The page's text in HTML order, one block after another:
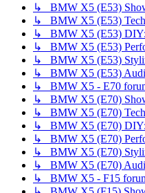
↳ BMW X5 (E53)
↳ BMW X5 (E53)
↳ BMW X5 (E53) DIY:
↳ BMW X5 (E53)
↳ BMW X5 (E53)
↳ BMW X5 (E53)
↳ BMW X5 - E70
↳ BMW X5 (E70)
↳ BMW X5 (E70)
↳ BMW X5 (E70) DIY:
↳ BMW X5 (E70)
↳ BMW X5 (E70)
↳ BMW X5 (E70)
↳ BMW X5 - F15